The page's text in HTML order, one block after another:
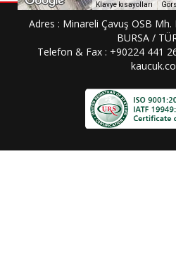
Klavye kısayolları
Adres : Minareli Çavuş OSB
BURSA /
Telefon & Fax : +90224 441